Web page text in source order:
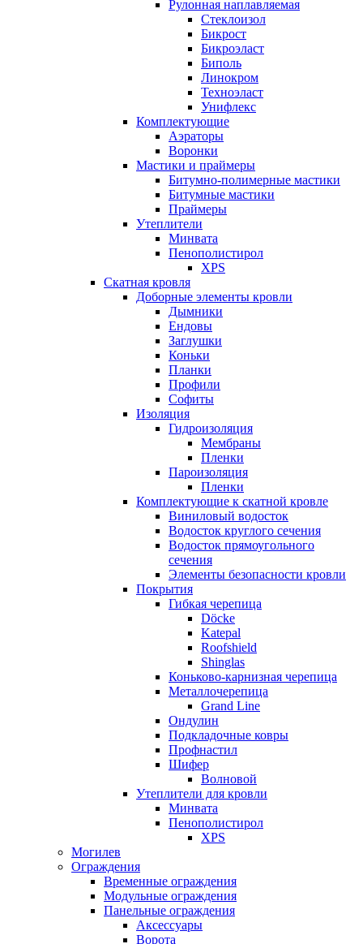
Рулонная наплавляемая
Cтеклоизол
Бикрост
Бикроэласт
Биполь
Линокром
Техноэласт
Унифлекс
Комплектующие
Аэраторы
Воронки
Мастики и праймеры
Битумно-полимерные мастики
Битумные мастики
Праймеры
Утеплители
Минвата
Пенополистирол
XPS
Скатная кровля
Доборные элементы кровли
Дымники
Ендовы
Заглушки
Коньки
Планки
Профили
Софиты
Изоляция
Гидроизоляция
Мембраны
Пленки
Пароизоляция
Пленки
Комплектующие к скатной кровле
Виниловый водосток
Водосток круглого сечения
Водосток прямоугольного
сечения
Элементы безопасности кровли
Покрытия
Гибкая черепица
Döcke
Katepal
Roofshield
Shinglas
Коньково-карнизная черепица
Металлочерепица
Grand Line
Ондулин
Подкладочные ковры
Профнастил
Шифер
Волновой
Утеплители для кровли
Минвата
Пенополистирол
XPS
Могилев
Ограждения
Временные ограждения
Модульные ограждения
Панельные ограждения
Аксессуары
Ворота